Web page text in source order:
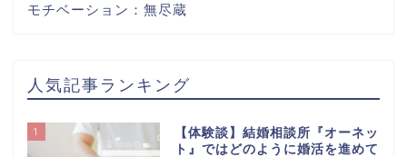
モチベーション：無尽蔵
人気記事ランキング
1
【体験談】結婚相談所『オーネッ
ト』ではどのように婚活を進めて